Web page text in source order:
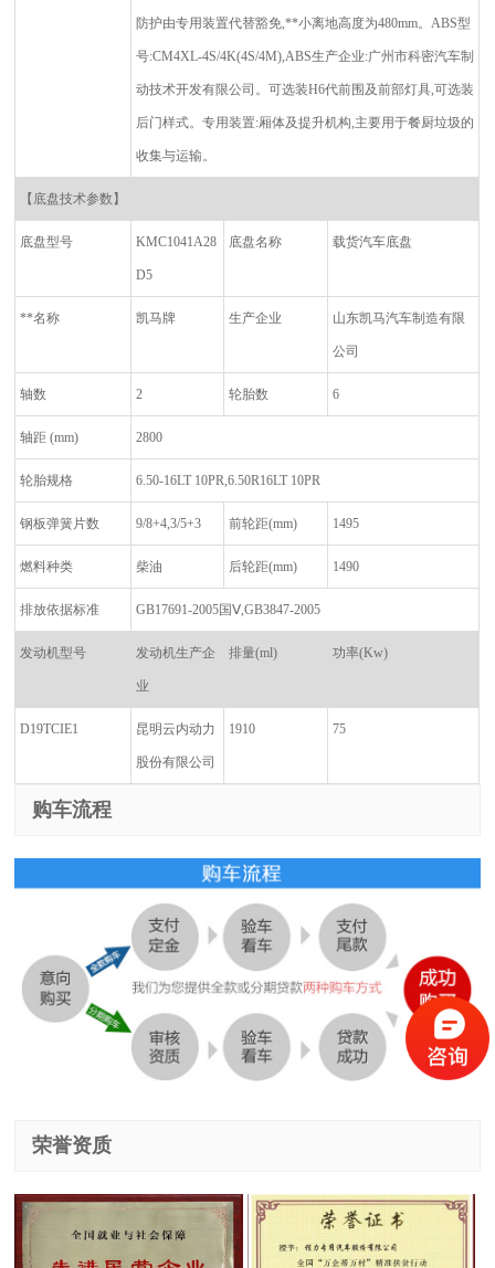
防护由专用装置代替豁免,**小离地高度为480mm。ABS型
号:CM4XL-4S/4K(4S/4M),ABS生产企业:广州市科密汽车制
动技术开发有限公司。可选装H6代前围及前部灯具,可选装
后门样式。专用装置:厢体及提升机构,主要用于餐厨垃圾的
收集与运输。
【底盘技术参数】
底盘型号 KMC1041A28
D5
底盘名称 载货汽车底盘
**名称 凯马牌 生产企业 山东凯马汽车制造有限
公司
轴数 2 轮胎数 6
轴距 (mm) 2800
轮胎规格 6.50-16LT 10PR,6.50R16LT 10PR
钢板弹簧片数 9/8+4,3/5+3 前轮距(mm) 1495
燃料种类 柴油 后轮距(mm) 1490
排放依据标准 GB17691-2005国Ⅴ,GB3847-2005
发动机型号 发动机生产企
业
排量(ml) 功率(Kw)
D19TCIE1 昆明云内动力
股份有限公司
1910 75
购车流程
荣誉资质